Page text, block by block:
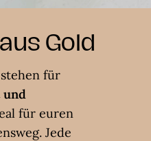
Gold
für
und
für euren
Jede